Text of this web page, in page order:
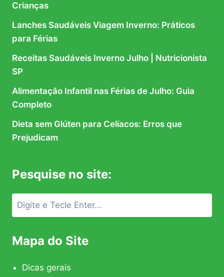
Crianças
Lanches Saudáveis Viagem Inverno: Práticos
para Férias
Receitas Saudáveis Inverno Julho | Nutricionista
SP
Alimentação Infantil nas Férias de Julho: Guia
Completo
Dieta sem Glúten para Celíacos: Erros que
Prejudicam
Pesquise no site:
Mapa do Site
Dicas gerais